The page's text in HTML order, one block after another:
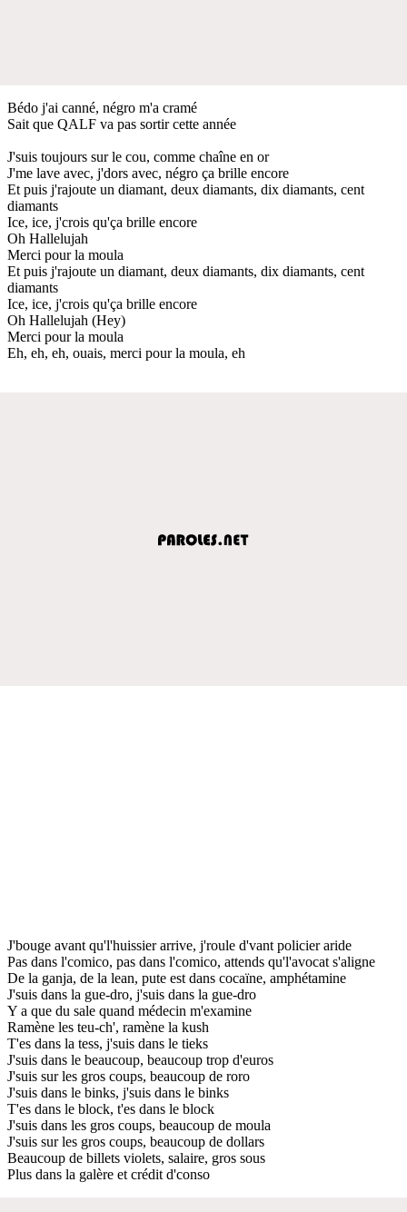
Bédo j'ai canné, négro m'a cramé
Sait que QALF va pas sortir cette année
J'suis toujours sur le cou, comme chaîne en or
J'me lave avec, j'dors avec, négro ça brille encore
Et puis j'rajoute un diamant, deux diamants, dix diamants, cent
diamants
Ice, ice, j'crois qu'ça brille encore
Oh Hallelujah
Merci pour la moula
Et puis j'rajoute un diamant, deux diamants, dix diamants, cent
diamants
Ice, ice, j'crois qu'ça brille encore
Oh Hallelujah (Hey)
Merci pour la moula
Eh, eh, eh, ouais, merci pour la moula, eh
J'bouge avant qu'l'huissier arrive, j'roule d'vant policier aride
Pas dans l'comico, pas dans l'comico, attends qu'l'avocat s'aligne
De la ganja, de la lean, pute est dans cocaïne, amphétamine
J'suis dans la gue-dro, j'suis dans la gue-dro
Y a que du sale quand médecin m'examine
Ramène les teu-ch', ramène la kush
T'es dans la tess, j'suis dans le tieks
J'suis dans le beaucoup, beaucoup trop d'euros
J'suis sur les gros coups, beaucoup de roro
J'suis dans le binks, j'suis dans le binks
T'es dans le block, t'es dans le block
J'suis dans les gros coups, beaucoup de moula
J'suis sur les gros coups, beaucoup de dollars
Beaucoup de billets violets, salaire, gros sous
Plus dans la galère et crédit d'conso